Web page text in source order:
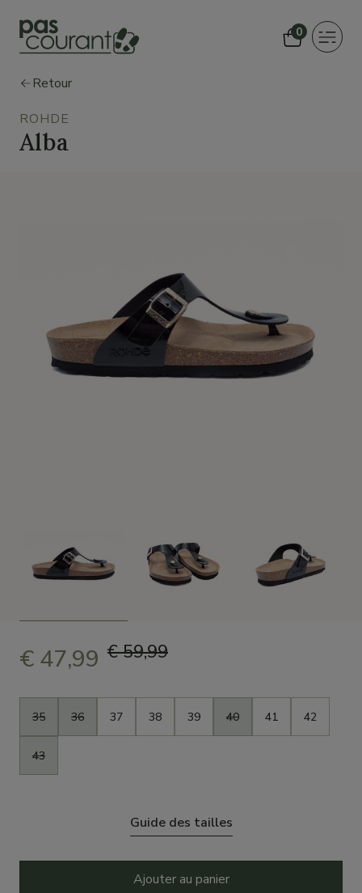
0
Toggle
Retour
ROHDE
Alba
€ 47,99 € 59,99
Taille
35 36 37 38 39 40 41 42
43
Guide des tailles
Ajouter au panier